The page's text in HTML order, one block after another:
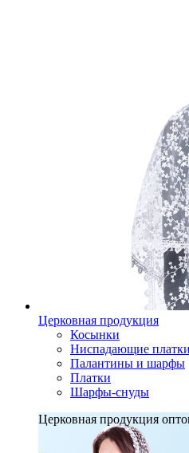
Церковная продукция
Косынки
Ниспадающие платки
Палантины и шарфы
Платки
Шарфы-снуды
Церковная продукция